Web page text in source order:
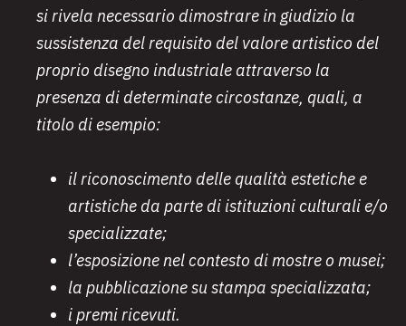
si rivela necessario dimostrare in giudizio la
sussistenza del requisito del valore artistico del
proprio disegno industriale attraverso la
presenza di determinate circostanze, quali, a
titolo di esempio:
il riconoscimento delle qualità estetiche e
artistiche da parte di istituzioni culturali e/o
specializzate;
l’esposizione nel contesto di mostre o musei;
la pubblicazione su stampa specializzata;
i premi ricevuti.